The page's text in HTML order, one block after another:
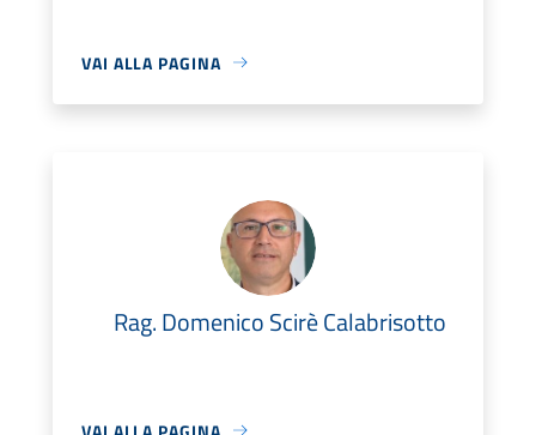
VAI ALLA PAGINA
Rag. Domenico Scirè Calabrisotto